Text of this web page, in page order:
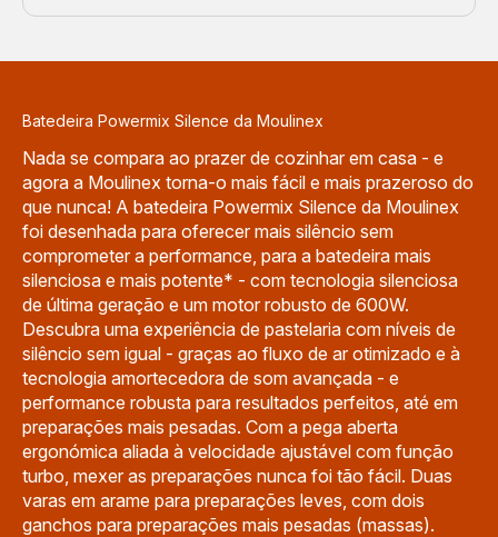
Batedeira Powermix Silence da Moulinex
Nada se compara ao prazer de cozinhar em casa - e
agora a Moulinex torna-o mais fácil e mais prazeroso do
que nunca! A batedeira Powermix Silence da Moulinex
foi desenhada para oferecer mais silêncio sem
comprometer a performance, para a batedeira mais
silenciosa e mais potente* - com tecnologia silenciosa
de última geração e um motor robusto de 600W.
Descubra uma experiência de pastelaria com níveis de
silêncio sem igual - graças ao fluxo de ar otimizado e à
tecnologia amortecedora de som avançada - e
performance robusta para resultados perfeitos, até em
preparações mais pesadas. Com a pega aberta
ergonómica aliada à velocidade ajustável com função
turbo, mexer as preparações nunca foi tão fácil. Duas
varas em arame para preparações leves, com dois
ganchos para preparações mais pesadas (massas).